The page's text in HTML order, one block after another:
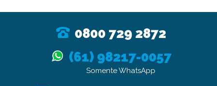
0800 729 2872
(61) 98217-0057
Somente WhatsApp